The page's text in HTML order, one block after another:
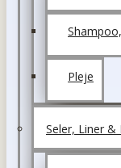
Pleje
Seler, Liner &